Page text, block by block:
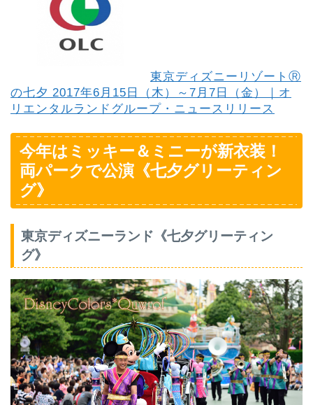
東京ディズニーリゾートⓇ
の七夕 2017年6月15日（木）～7月7日（金）｜オ
リエンタルランドグループ・ニュースリリース
今年はミッキー＆ミニーが新衣装！
両パークで公演《七夕グリーティン
グ》
東京ディズニーランド《七夕グリーティン
グ》